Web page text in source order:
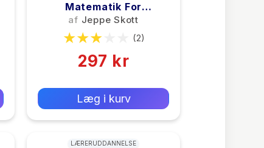
Matematik For
Lærerstuderende -
Stokastik
af Jeppe Skott
(2)
297 kr
Læg i kurv
LÆRERUDDANNELSE